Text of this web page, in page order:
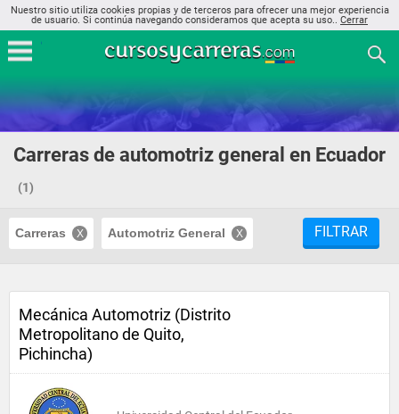
Nuestro sitio utiliza cookies propias y de terceros para ofrecer una mejor experiencia
de usuario. Si continúa navegando consideramos que acepta su uso.. Cerrar
Carreras de automotriz general en Ecuador
(1)
Carreras Automotriz General FILTRAR
Mecánica Automotriz (Distrito
Metropolitano de Quito,
Pichincha)